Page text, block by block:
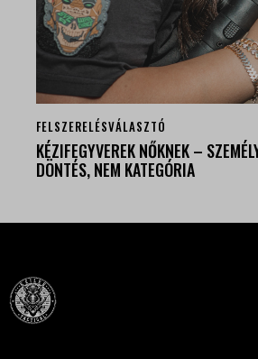
FELSZERELÉSVÁLASZTÓ
KÉZIFEGYVEREK NŐKNEK –
DÖNTÉS, NEM KATEGÓRIA